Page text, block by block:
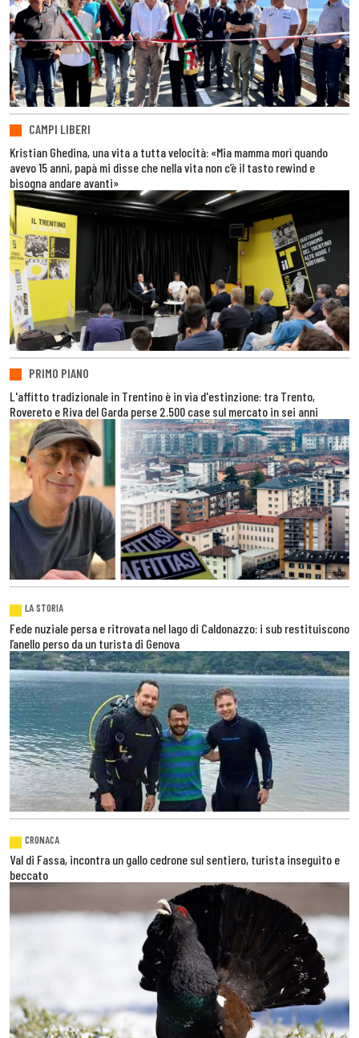
CAMPI LIBERI
Kristian Ghedina, una vita a tutta velocità: «Mia mamma morì quando
avevo 15 anni, papà mi disse che nella vita non c’è il tasto rewind e
bisogna andare avanti»
PRIMO PIANO
L'affitto tradizionale in Trentino è in via d'estinzione: tra Trento,
Rovereto e Riva del Garda perse 2.500 case sul mercato in sei anni
LA STORIA
Fede nuziale persa e ritrovata nel lago di Caldonazzo: i sub restituiscono
l’anello perso da un turista di Genova
CRONACA
Val di Fassa, incontra un gallo cedrone sul sentiero, turista inseguito e
beccato